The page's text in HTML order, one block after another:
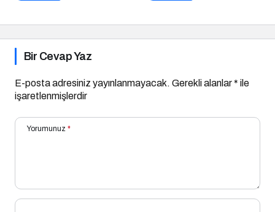
Bir Cevap Yaz
E-posta adresiniz yayınlanmayacak. Gerekli alanlar* ile
işaretlenmişlerdir
Yorumunuz *